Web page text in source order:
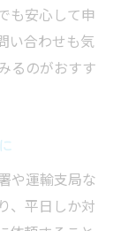
も安心して申
い合わせも気
るのがおすす
や運輸支局な
、平日しか対